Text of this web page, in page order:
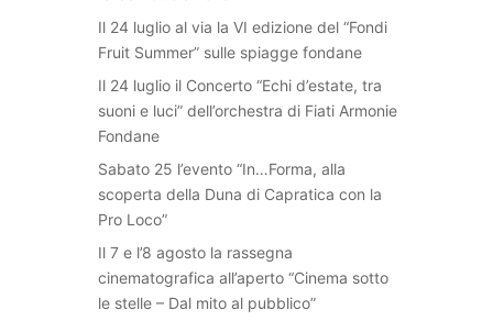
Il 24 luglio al via la VI edizione del “Fondi
Fruit Summer” sulle spiagge fondane
Il 24 luglio il Concerto “Echi d’estate, tra
suoni e luci” dell’orchestra di Fiati Armonie
Fondane
Sabato 25 l’evento “In…Forma, alla
scoperta della Duna di Capratica con la
Pro Loco”
Il 7 e l’8 agosto la rassegna
cinematografica all’aperto “Cinema sotto
le stelle – Dal mito al pubblico”